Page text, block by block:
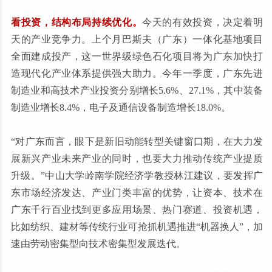
看投资，结构布局持续优化。今天的有效投资，决定着明
天的产业竞争力。上个月巴斯夫（广东）一体化基地项目
全面建成投产，这一世界级绿色石化项目将为广东加快打
造现代化产业体系提供强大助力。今年一季度，广东先进
制造业和高技术产业投资分别增长5.6%、27.1%，其中装备
制造业增长8.4%，电子及通信设备制造增长18.0%。
“对广东而言，眼下是新旧动能转型关键窗口期，在大力发
展新兴产业未来产业的同时，也要大力推动传统产业提质
升级。”中山大学岭南学院经济学教授林江建议，要发挥广
东市场经济发达、产业门类丰富的优势，让资本、技术在
广东千行百业找到更多应用场景、热门赛道、投资机遇，
比如纺织、建材等传统行业可抢抓机遇推进“机器换人”，加
速由劳动密集型向技术密集型发展迭代。